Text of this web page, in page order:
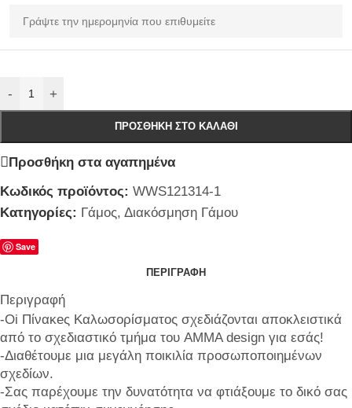
- +
ΠΡΟΣΘΉΚΗ ΣΤΟ ΚΑΛΆΘΙ
Προσθήκη στα αγαπημένα
Κωδικός προϊόντος: WWS121314-1
Κατηγορίες: Γάμος, Διακόσμηση Γάμου
Save
ΠΕΡΙΓΡΑΦΉ
Περιγραφή
-Oi Πίνακeς Καλωσορίσματος σχεδιάζονται αποκλειστικά
από το σχεδιαστικό τμήμα του AMMA design για εσάς!
-Διαθέτουμε μια μεγάλη ποικιλία προσωποποιημένων
σχεδίων.
-Σας παρέχουμε την δυνατότητα να φτιάξουμε το δικό σας